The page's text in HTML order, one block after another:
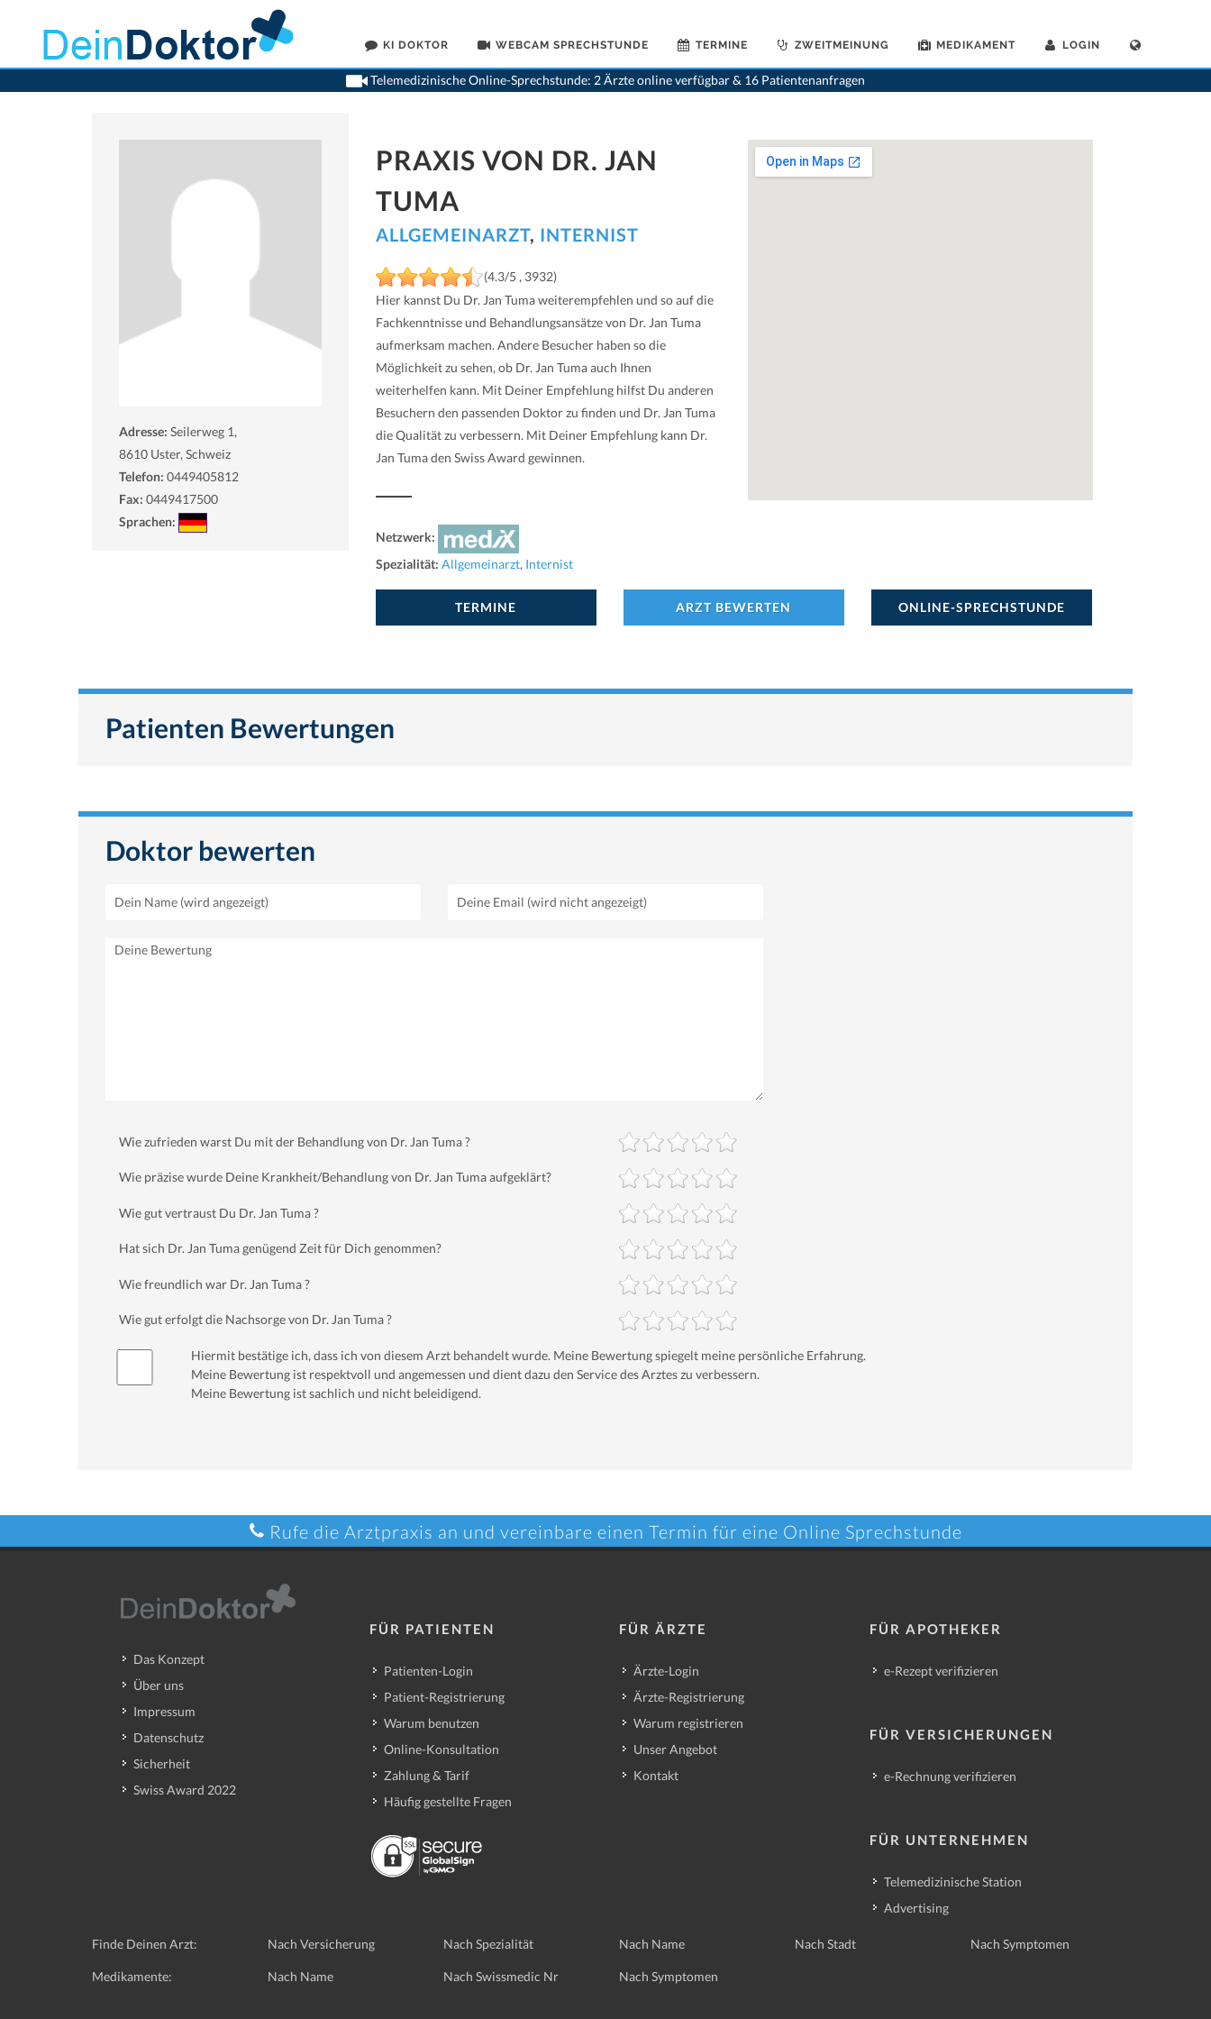
KI DOKTOR WEBCAM SPRECHSTUNDE TERMINE ZWEITMEINUNG MEDIKAMENT LOGIN
Telemedizinische Online-Sprechstunde: 2 Ärzte online verfügbar & 16 Patientenanfragen
>Allgemeinaerzte>Uster>Dr. Jan Tuma>Praxis von Dr. Jan Tuma
Adresse: Seilerweg 1,
8610 Uster, Schweiz
Telefon: 0449405812
Fax: 0449417500
Sprachen:
PRAXIS VON DR. JAN
TUMA
ALLGEMEINARZT, INTERNIST
(4.3/5 , 3932)
Hier kannst Du Dr. Jan Tuma weiterempfehlen und so auf die
Fachkenntnisse und Behandlungsansätze von Dr. Jan Tuma
aufmerksam machen. Andere Besucher haben so die
Möglichkeit zu sehen, ob Dr. Jan Tuma auch Ihnen
weiterhelfen kann. Mit Deiner Empfehlung hilfst Du anderen
Besuchern den passenden Doktor zu finden und Dr. Jan Tuma
die Qualität zu verbessern. Mit Deiner Empfehlung kann Dr.
Jan Tuma den Swiss Award gewinnen.
Netzwerk:
Spezialität: Allgemeinarzt, Internist
TERMINE ARZT BEWERTEN ONLINE-SPRECHSTUNDE
Patienten Bewertungen
Doktor bewerten
Wie zufrieden warst Du mit der Behandlung von Dr. Jan Tuma ?
Wie präzise wurde Deine Krankheit/Behandlung von Dr. Jan Tuma aufgeklärt?
Wie gut vertraust Du Dr. Jan Tuma ?
Hat sich Dr. Jan Tuma genügend Zeit für Dich genommen?
Wie freundlich war Dr. Jan Tuma ?
Wie gut erfolgt die Nachsorge von Dr. Jan Tuma ?
Hiermit bestätige ich, dass ich von diesem Arzt behandelt wurde. Meine Bewertung spiegelt meine persönliche Erfahrung.
Meine Bewertung ist respektvoll und angemessen und dient dazu den Service des Arztes zu verbessern.
Meine Bewertung ist sachlich und nicht beleidigend.
Rufe die Arztpraxis an und vereinbare einen Termin für eine Online Sprechstunde
Das Konzept
Über uns
Impressum
Datenschutz
Sicherheit
Swiss Award 2022
FÜR PATIENTEN
Patienten-Login
Patient-Registrierung
Warum benutzen
Online-Konsultation
Zahlung & Tarif
Häufig gestellte Fragen
FÜR ÄRZTE
Ärzte-Login
Ärzte-Registrierung
Warum registrieren
Unser Angebot
Kontakt
FÜR APOTHEKER
e-Rezept verifizieren
FÜR VERSICHERUNGEN
e-Rechnung verifizieren
FÜR UNTERNEHMEN
Telemedizinische Station
Advertising
Finde Deinen Arzt: Nach Versicherung Nach Spezialität Nach Name Nach Stadt Nach Symptomen
Medikamente: Nach Name Nach Swissmedic Nr Nach Symptomen